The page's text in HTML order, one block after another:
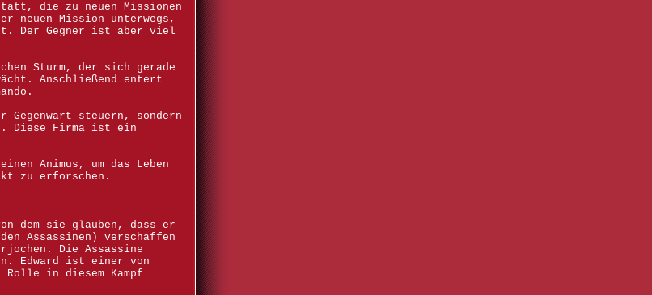
die zu neuen Missionen
Mission unterwegs,
Der Gegner ist aber viel
Sturm, der sich gerade
Anschließend entert
Gegenwart steuern, sondern
Diese Firma ist ein
Animus, um das Leben
zu erforschen.
dem sie glauben, dass er
Assassinen) verschaffen
Die Assassine
Edward ist einer von
in diesem Kampf